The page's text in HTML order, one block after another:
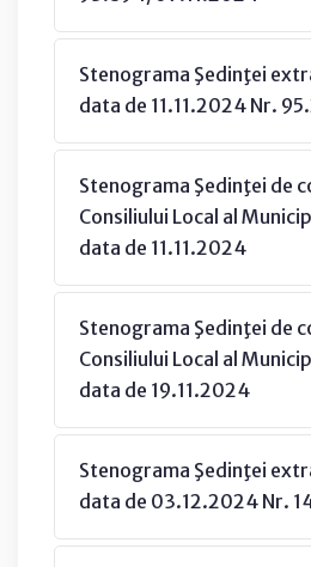
Stenograma Şedinţei
data de 11.11.2024 Nr.
Stenograma Şedinţei de
Consiliului Local al
data de 11.11.2024
Stenograma Şedinţei de
Consiliului Local al
data de 19.11.2024
Stenograma Şedinţei
data de 03.12.2024 Nr.